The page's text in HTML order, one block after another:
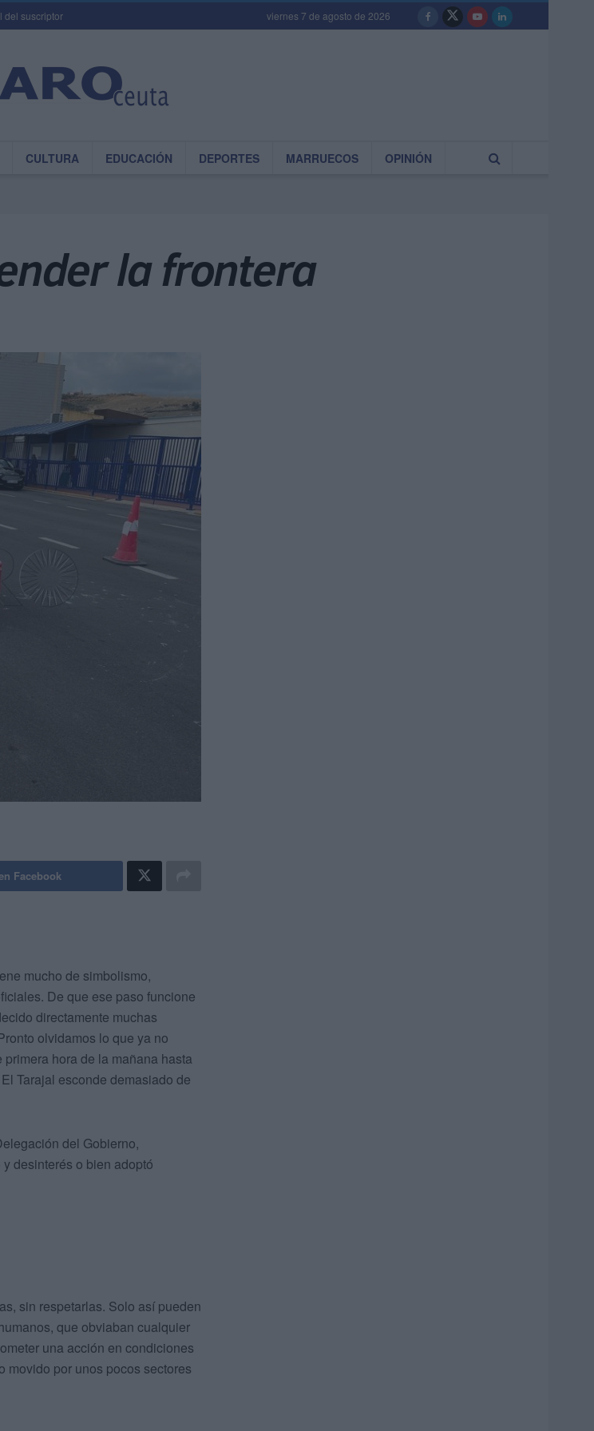
del suscriptor viernes 7 de agosto de 2026
CULTURA EDUCACIÓN DEPORTES MARRUECOS OPINIÓN
la frontera
Facebook
mucho de simbolismo,
De que ese paso funcione
directamente muchas
olvidamos lo que ya no
hora de la mañana hasta
Tarajal esconde demasiado de
del Gobierno,
desinterés o bien adoptó
sin respetarlas. Solo así pueden
que obviaban cualquier
una acción en condiciones
movido por unos pocos sectores